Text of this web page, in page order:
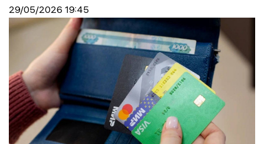
29/05/2026 19:45